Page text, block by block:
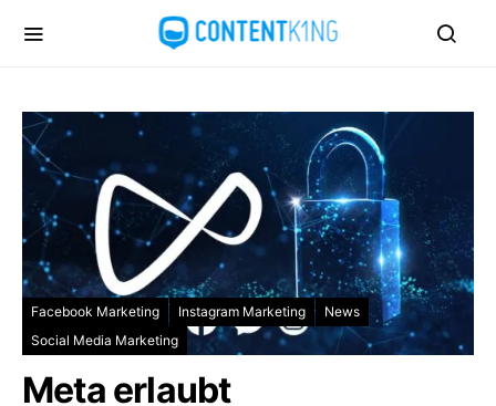
Facebook Marketing Instagram Marketing
News
Social Media Marketing
Meta erlaubt